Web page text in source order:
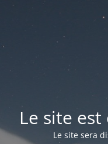
Le site
Le site sera